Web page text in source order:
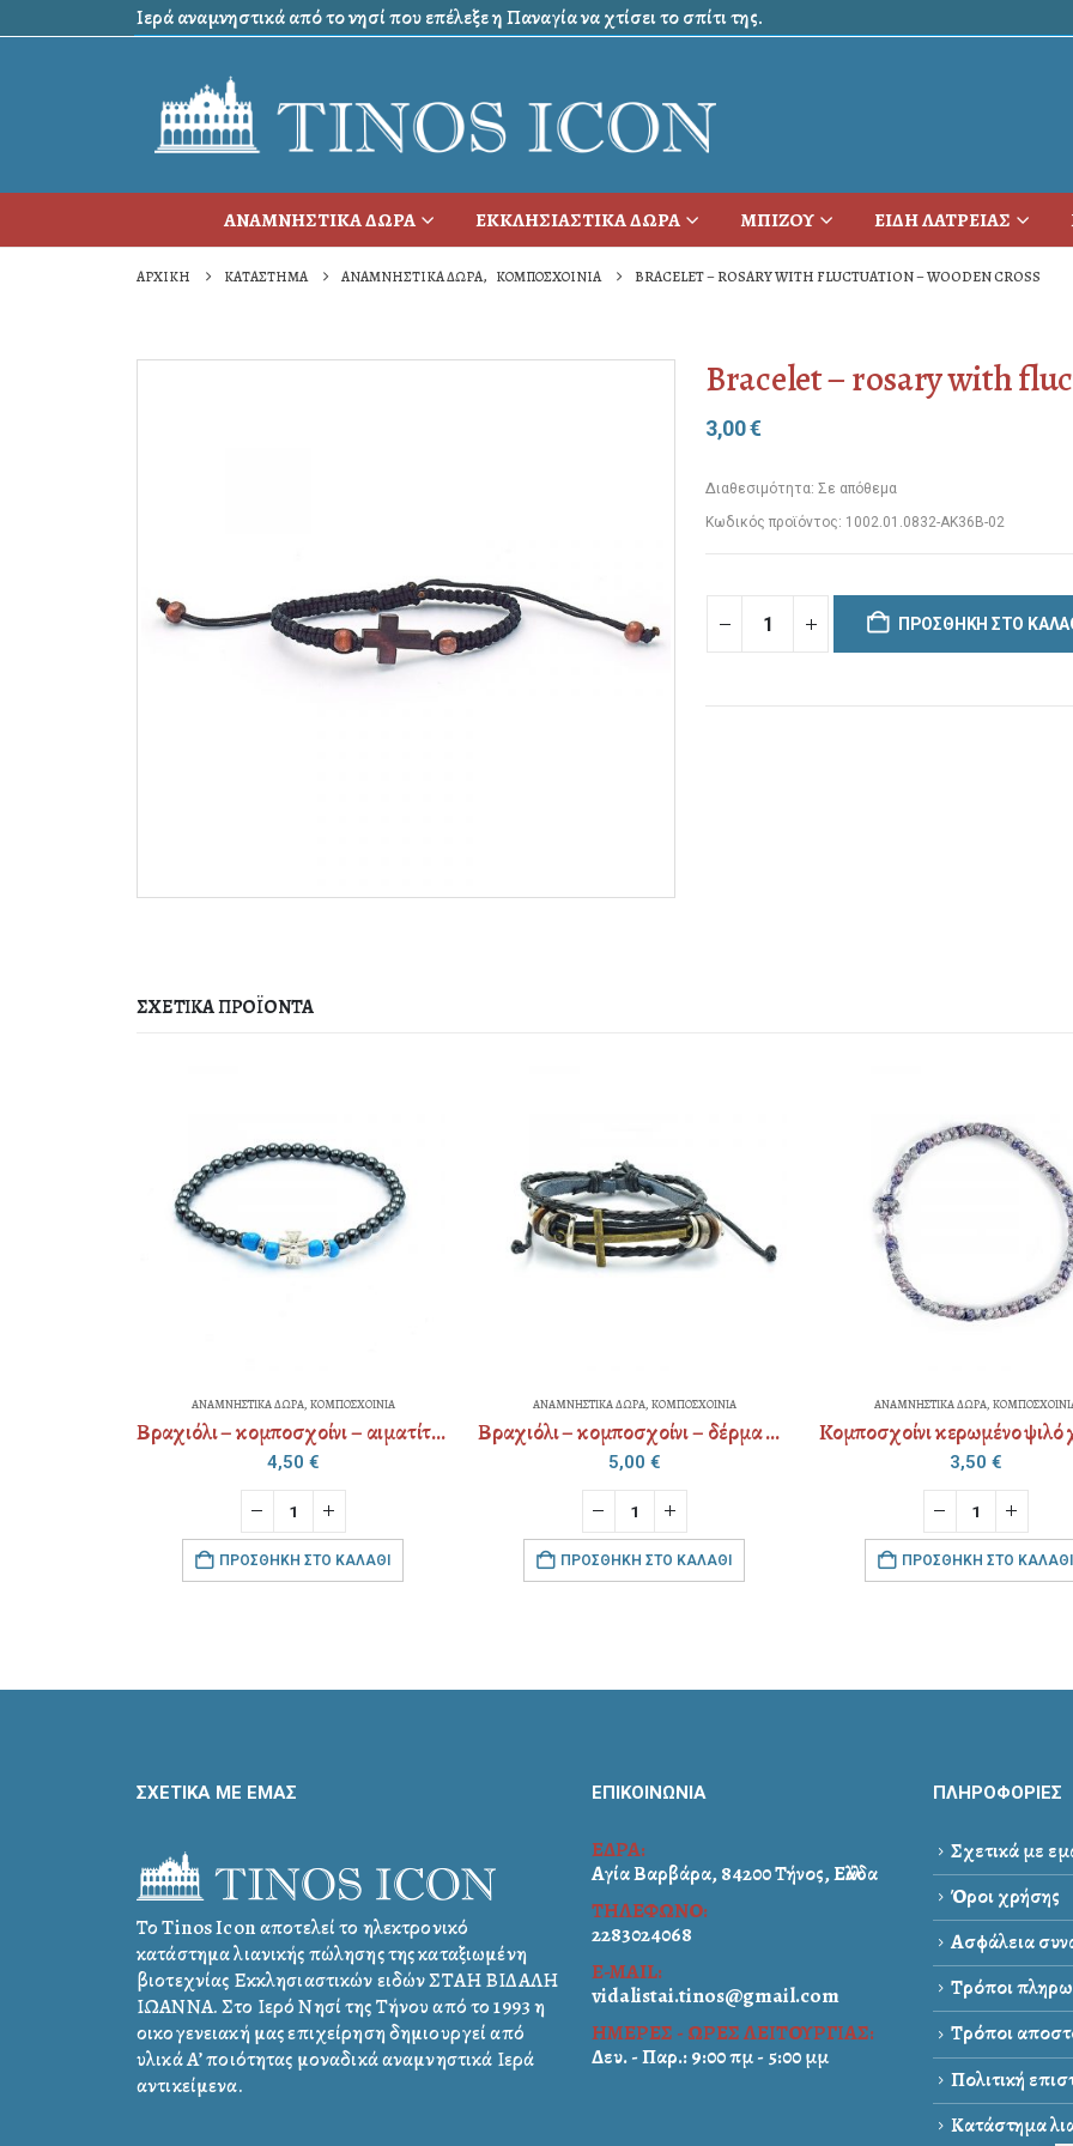
Ιερά αναμνηστικά από το νησί που επέλεξε η Παναγία να χτίσει το σπίτι της.
ΑΝΑΜΝΗΣΤΙΚΑ ΔΩΡΑ ΕΚΚΛΗΣΙΑΣΤΙΚΑ ΔΩΡΑ ΜΠΙΖΟΥ ΕΙΔΗ ΛΑΤΡΕΙΑΣ
ΑΡΧΙΚΉ ΚΑΤΆΣΤΗΜΑ ΑΝΑΜΝΗΣΤΙΚΑ ΔΩΡΑ, ΚΟΜΠΟΣΧΟΙΝΙΑ BRACELET – ROSARY WITH FLUCTUATION – WOODEN CROSS
Bracelet – rosary with
3,00€
Διαθεσιμότητα: Σε απόθεμα
Κωδικός προϊόντος: 1002.01.0832-AK36B-02
ΠΡΟΣΘΉΚΗ ΣΤΟ
ΣΧΕΤΙΚΆ ΠΡΟΪΌΝΤΑ
ΚΟΜΠΟΣΧΟΙΝΙΑ
Βραχιόλι – κομποσχοίνι – αιματίτης
ΠΡΟΣΘΉΚΗ ΣΤΟ ΚΑΛΆΘΙ
ΑΝΑΜΝΗΣΤΙΚΑ ΔΩΡΑ ΚΟΜΠΟΣΧΟΙΝΙΑ
Βραχιόλι – κομποσχοίνι – δέρμα ανδρικό
ΠΡΟΣΘΉΚΗ ΣΤΟ ΚΑΛΆΘΙ
ΑΝΑΜΝΗΣΤΙΚΑ ΔΩΡΑ ΚΟΜΠΟΣΧΟΙΝΙΑ
Κομποσχοίνι κερωμένο ψιλό χρυσοκλωστή / ασημοκλωστή
ΠΡΟΣΘΉΚΗ ΣΤΟ ΚΑΛΆΘΙ
ΣΧΕΤΙΚΑ ΜΕ ΕΜΑΣ
Το Tinos Icon αποτελεί το ηλεκτρονικό
κατάστημα λιανικής πώλησης της καταξιωμένη
βιοτεχνίας Εκκλησιαστικών ειδών ΣΤΑΗ ΒΙΔΑΛΗ
ΙΩΑΝΝΑ. Στο Ιερό Νησί της Τήνου από το 1993 η
οικογενειακή μας επιχείρηση δημιουργεί από
υλικά Α’ ποιότητας μοναδικά αναμνηστικά Ιερά
αντικείμενα.
ΕΠΙΚΟΙΝΩΝΙΑ
ΕΔΡΑ:
Αγία Βαρβάρα, 84200 Τήνος, Ελλάδα
ΤΗΛΕΦΩΝΟ:
2283024068
E-MAIL:
vidalistai.tinos@gmail.com
ΗΜΕΡΕΣ - ΩΡΕΣ ΛΕΙΤΟΥΡΓΙΑΣ:
Δευ. - Παρ.: 9:00 πμ - 5:00 μμ
ΠΛΗΡΟΦΟΡΙΕΣ
Σχετικά με
Όροι χρήσης
Ασφάλεια
Τρόποι
Τρόποι
Πολιτική
Κατάστημα